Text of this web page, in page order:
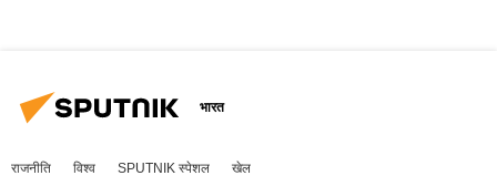
भारत
राजनीति विश्व SPUTNIK स्पेशल खेल